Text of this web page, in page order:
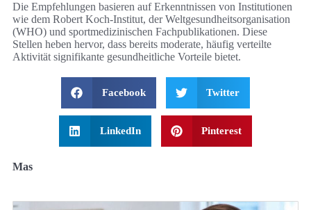
Die Empfehlungen basieren auf Erkenntnissen von Institutionen
wie dem Robert Koch‑Institut, der Weltgesundheitsorganisation
(WHO) und sportmedizinischen Fachpublikationen. Diese
Stellen heben hervor, dass bereits moderate, häufig verteilte
Aktivität signifikante gesundheitliche Vorteile bietet.
Facebook Twitter
LinkedIn Pinterest
Mas